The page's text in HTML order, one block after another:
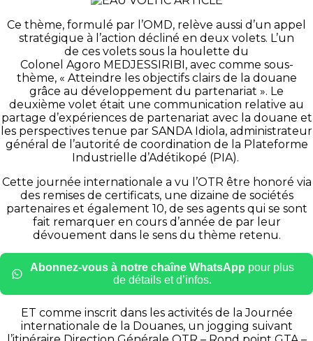
Ce thème, formulé par l’OMD, relève aussi d’un appel
stratégique à l’action décliné en deux volets. L’un
de ces volets sous la houlette du
Colonel Agoro MEDJESSIRIBI, avec comme sous-
thème, « Atteindre les objectifs clairs de la douane
grâce au développement du partenariat ». Le
deuxième volet était une communication relative au
partage d’expériences de partenariat avec la douane et
les perspectives tenue par SANDA Idiola, administrateur
général de l’autorité de coordination de la Plateforme
Industrielle d’Adétikopé (PIA).
Cette journée internationale a vu l’OTR être honoré via
des remises de certificats, une dizaine de sociétés
partenaires et également 10, de ses agents qui se sont
fait remarquer en cours d’année de par leur
dévouement dans le sens du thème retenu.
Abonnez-vous à notre chaîne WhatsApp pour plus
de détails et d’infos.
ET comme inscrit dans les activités de la Journée
internationale de la Douanes, un jogging suivant